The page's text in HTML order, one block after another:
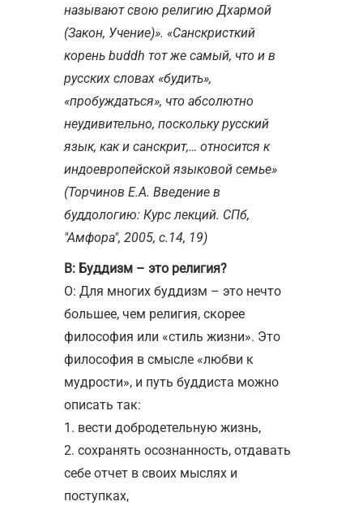
называют свою религию Дхармой
(Закон, Учение)». «Санскристкий
корень buddh тот же самый, что и в
русских словах «будить»,
«пробуждаться», что абсолютно
неудивительно, поскольку русский
язык, как и санскрит,… относится к
индоевропейской языковой семье»
(Торчинов Е.А. Введение в
буддологию: Курс лекций. СПб,
"Амфора", 2005, с.14, 19)
В: Буддизм – это религия?
О: Для многих буддизм – это нечто
большее, чем религия, скорее
философия или «стиль жизни». Это
философия в смысле «любви к
мудрости», и путь буддиста можно
описать так:
1. вести добродетельную жизнь,
2. сохранять осознанность, отдавать
себе отчет в своих мыслях и
поступках,